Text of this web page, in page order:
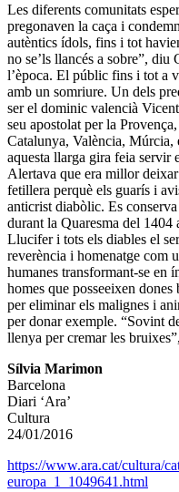
Les diferents comunitats
pregonaven la caça i
autèntics ídols, fins i tot
no se’ls llancés a sobre”, diu
l’època. El públic fins i tot a
amb un somriure. Un dels
ser el dominic valencià
seu apostolat per la
Catalunya, València,
aquesta llarga gira feia servir
Alertava que era millor
fetillera perquè els guarís i
anticrist diabòlic. Es
durant la Quaresma del
Llucifer i tots els diables el
reverència i homenatge com
humanes transformant-se en
homes que posseeixen
per eliminar els malignes i
per donar exemple. “Sovint
llenya per cremar les
Sílvia Marimon
Barcelona
Diari ‘Ara’
Cultura
24/01/2016
https://www.ara.cat/cultura/
europa_1_1049641.html